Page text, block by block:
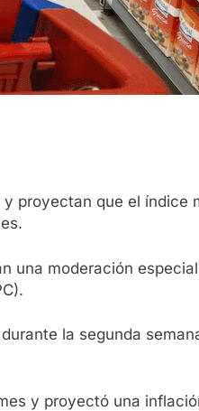
proyectan que el índice
una moderación
la segunda
y proyectó una